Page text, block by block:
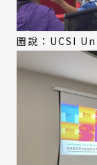
圖說：UCSI